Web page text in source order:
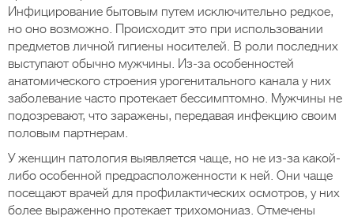
Инфицирование бытовым путем исключительно редкое,
но оно возможно. Происходит это при использовании
предметов личной гигиены носителей. В роли последних
выступают обычно мужчины. Из-за особенностей
анатомического строения урогенитального канала у них
заболевание часто протекает бессимптомно. Мужчины не
подозревают, что заражены, передавая инфекцию своим
половым партнерам.
У женщин патология выявляется чаще, но не из-за какой-
либо особенной предрасположенности к ней. Они чаще
посещают врачей для профилактических осмотров, у них
более выраженно протекает трихомониаз. Отмечены